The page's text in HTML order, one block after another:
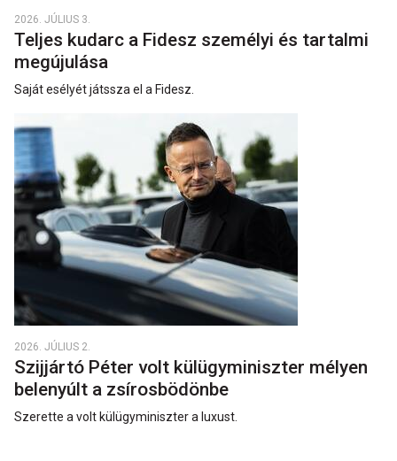
2026. JÚLIUS 3.
Teljes kudarc a Fidesz személyi és tartalmi
megújulása
Saját esélyét játssza el a Fidesz.
2026. JÚLIUS 2.
Szijjártó Péter volt külügyminiszter mélyen
belenyúlt a zsírosbödönbe
Szerette a volt külügyminiszter a luxust.